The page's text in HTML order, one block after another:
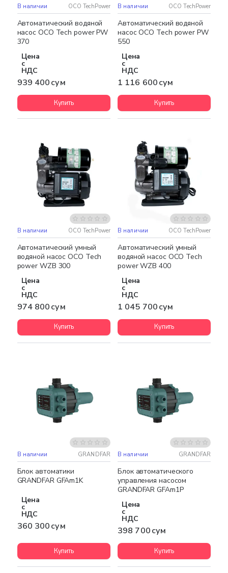
НОВИНКА
В наличии OCO TechPower
Автоматический водяной
насос OCO Tech power PW
370
Цена
с
НДС
939 400 сум
Купить
НОВИНКА
Бесплатная доставка
В наличии OCO TechPower
Автоматический водяной
насос OCO Tech power PW
550
Цена
с
НДС
1 116 600 сум
Купить
НОВИНКА
В наличии OCO TechPower
Автоматический умный
водяной насос OCO Tech
power WZB 300
Цена
с
НДС
974 800 сум
Купить
НОВИНКА
Бесплатная доставка
В наличии OCO TechPower
Автоматический умный
водяной насос OCO Tech
power WZB 400
Цена
с
НДС
1 045 700 сум
Купить
В наличии GRANDFAR
Блок автоматики
GRANDFAR GFAm1K
Цена
с
НДС
360 300 сум
Купить
В наличии GRANDFAR
Блок автоматического
управления насосом
GRANDFAR GFAm1P
Цена
с
НДС
398 700 сум
Купить